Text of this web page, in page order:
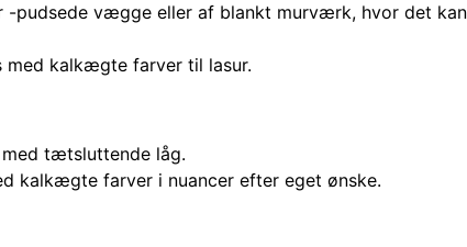
-pudsede vægge eller af blankt murværk, hvor det
med kalkægte farver til lasur.
med tætsluttende låg.
kalkægte farver i nuancer efter eget ønske.